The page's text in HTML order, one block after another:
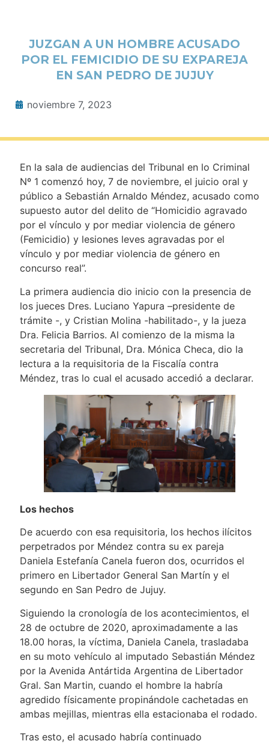
JUZGAN A UN HOMBRE ACUSADO
POR EL FEMICIDIO DE SU EXPAREJA
EN SAN PEDRO DE JUJUY
noviembre 7, 2023
En la sala de audiencias del Tribunal en lo Criminal
Nº 1 comenzó hoy, 7 de noviembre, el juicio oral y
público a Sebastián Arnaldo Méndez, acusado como
supuesto autor del delito de “Homicidio agravado
por el vínculo y por mediar violencia de género
(Femicidio) y lesiones leves agravadas por el
vínculo y por mediar violencia de género en
concurso real”.
La primera audiencia dio inicio con la presencia de
los jueces Dres. Luciano Yapura –presidente de
trámite -, y Cristian Molina -habilitado-, y la jueza
Dra. Felicia Barrios. Al comienzo de la misma la
secretaria del Tribunal, Dra. Mónica Checa, dio la
lectura a la requisitoria de la Fiscalía contra
Méndez, tras lo cual el acusado accedió a declarar.
Los hechos
De acuerdo con esa requisitoria, los hechos ilícitos
perpetrados por Méndez contra su ex pareja
Daniela Estefanía Canela fueron dos, ocurridos el
primero en Libertador General San Martín y el
segundo en San Pedro de Jujuy.
Siguiendo la cronología de los acontecimientos, el
28 de octubre de 2020, aproximadamente a las
18.00 horas, la víctima, Daniela Canela, trasladaba
en su moto vehículo al imputado Sebastián Méndez
por la Avenida Antártida Argentina de Libertador
Gral. San Martin, cuando el hombre la habría
agredido físicamente propinándole cachetadas en
ambas mejillas, mientras ella estacionaba el rodado.
Tras esto, el acusado habría continuado